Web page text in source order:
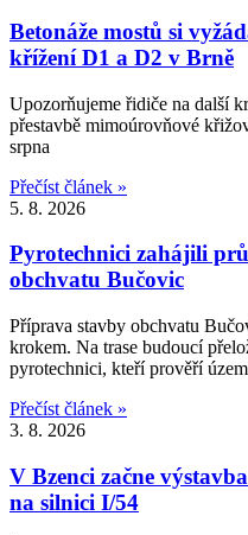
Betonáže mostů si
křížení D1 a D2 v Brně
Upozorňujeme řidiče na další
přestavbě mimoúrovňové
srpna
Přečíst článek »
5. 8. 2026
Pyrotechnici zahájili
obchvatu Bučovic
Příprava stavby obchvatu
krokem. Na trase budoucí
pyrotechnici, kteří prověří
Přečíst článek »
3. 8. 2026
V Bzenci začne
na silnici I/54